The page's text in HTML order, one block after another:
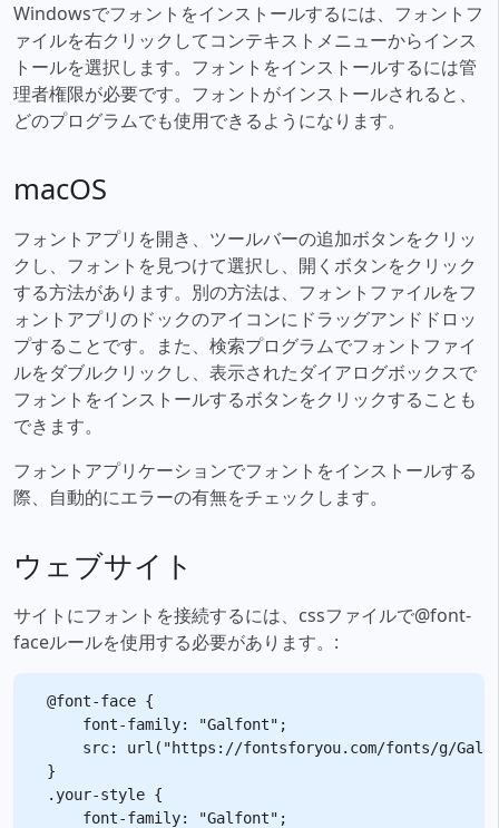
Windowsでフォントをインストールするには、フォントフ
ァイルを右クリックしてコンテキストメニューからインス
トールを選択します。フォントをインストールするには管
理者権限が必要です。フォントがインストールされると、
どのプログラムでも使用できるようになります。
macOS
フォントアプリを開き、ツールバーの追加ボタンをクリッ
クし、フォントを見つけて選択し、開くボタンをクリック
する方法があります。別の方法は、フォントファイルをフ
ォントアプリのドックのアイコンにドラッグアンドドロッ
プすることです。また、検索プログラムでフォントファイ
ルをダブルクリックし、表示されたダイアログボックスで
フォントをインストールするボタンをクリックすることも
できます。
フォントアプリケーションでフォントをインストールする
際、自動的にエラーの有無をチェックします。
ウェブサイト
サイトにフォントを接続するには、cssファイルで@font-
faceルールを使用する必要があります。:
@font-face {
    font-family: "Galfont";
src: url("https://fontsforyou.com/fonts/g/
}
.your-style {
    font-family: "Galfont";